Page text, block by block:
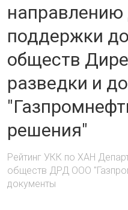
поддержки
обществ
разведки и
решения"
Рейтинг УКК по ХАН
обществ ДРД ООО
документы